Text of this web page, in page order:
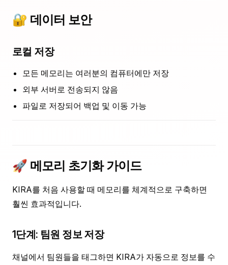
🔐 데이터 보안
로컬 저장
모든 메모리는 여러분의 컴퓨터에만 저장
외부 서버로 전송되지 않음
파일로 저장되어 백업 및 이동 가능
🚀 메모리 초기화 가이드
KIRA를 처음 사용할 때 메모리를 체계적으로 구축하면
훨씬 효과적입니다.
1단계: 팀원 정보 저장
채널에서 팀원들을 태그하면 KIRA가 자동으로 정보를 수